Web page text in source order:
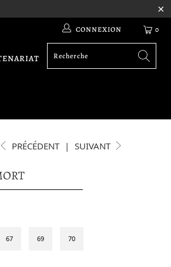
0
CONNEXION
PRÉCÉDENT | SUIVANT
67 69 70